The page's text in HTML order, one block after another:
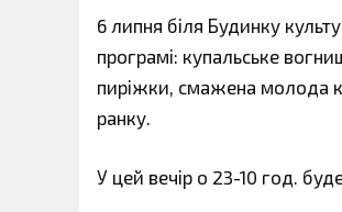
6 липня біля Будинку
програмі: купальське
пиріжки, смажена молода
ранку.
У цей вечір о 23-10 год.